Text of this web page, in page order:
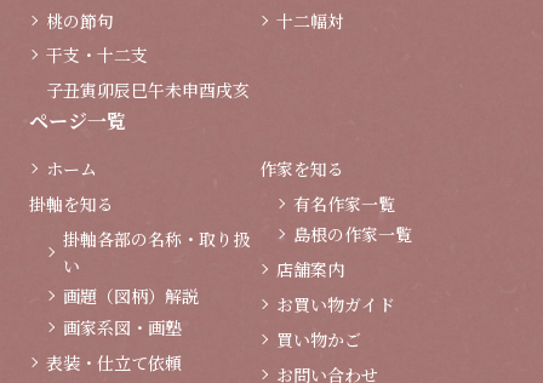
桃の節句
干支・十二支
子丑寅卯辰巳午未申酉戌亥
十二幅対
ページ一覧
ホーム
掛軸を知る
掛軸各部の名称・取り扱
い
画題（図柄）解説
画家系図・画塾
表装・仕立て依頼
作家を知る
有名作家一覧
島根の作家一覧
店舗案内
お買い物ガイド
買い物かご
お問い合わせ